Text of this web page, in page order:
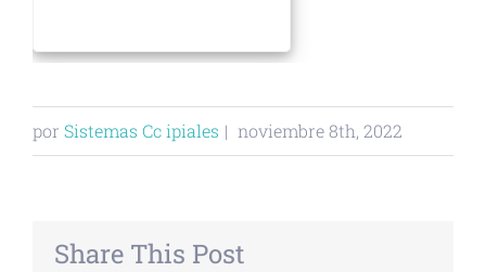
por Sistemas Cc ipiales | noviembre 8th, 2022
Share This Post